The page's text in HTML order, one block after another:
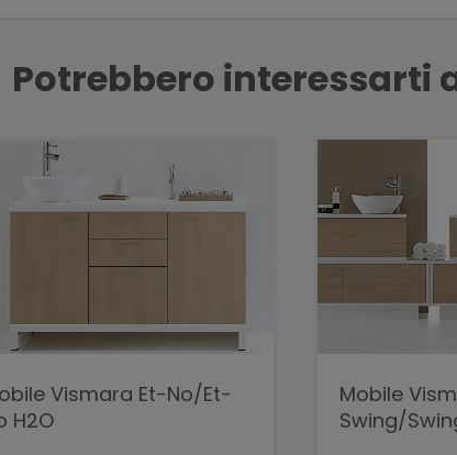
Potrebbero interessarti
Vismara Et-No/Et-
H2O
Mobile
Swing/